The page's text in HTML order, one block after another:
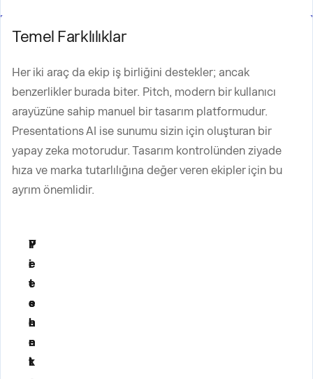
Temel Farklılıklar
Her iki araç da ekip iş birliğini destekler; ancak
benzerlikler burada biter. Pitch, modern bir kullanıcı
arayüzüne sahip manuel bir tasarım platformudur.
Presentations AI ise sunumu sizin için oluşturan bir
yapay zeka motorudur. Tasarım kontrolünden ziyade
hıza ve marka tutarlılığına değer veren ekipler için bu
ayrım önemlidir.
Y
e
t
e
n
e
k
P
i
t
c
h
P
r
e
s
e
n
t